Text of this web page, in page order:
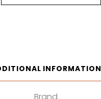
INFORMATION